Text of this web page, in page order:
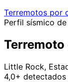
Terremotos por
Perfil sísmico
Little Rock,
4,0+ detectados